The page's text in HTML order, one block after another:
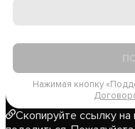
Нажимая кнопку
Скопируйте ссылку на